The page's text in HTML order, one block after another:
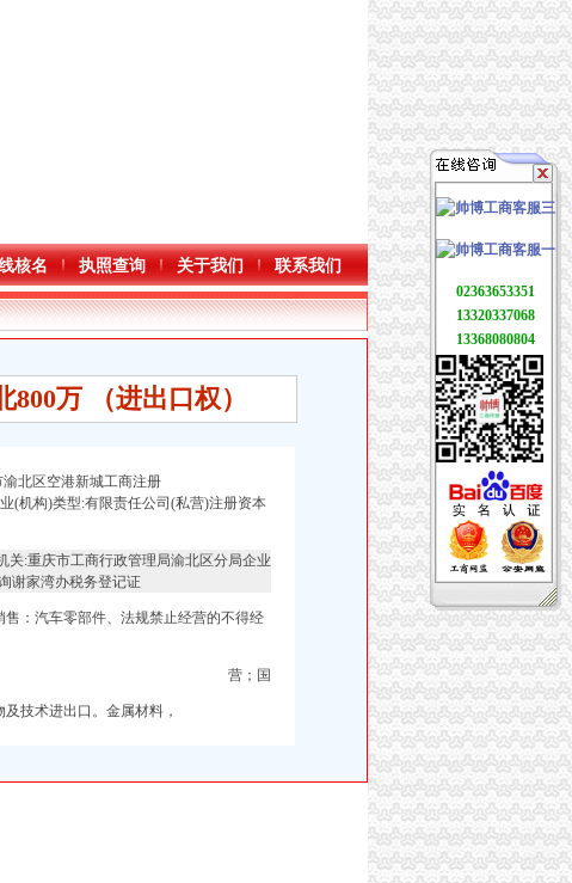
核名 执照查询 关于我们 联系我们
万 （进出口权）
北区空港新城工商注册
(机构)类型:有限责任公司(私营)注册资本
:重庆市工商行政管理局渝北区分局企业
谢家湾办税务登记证
：汽车零部件、法规禁止经营的不得经
营；国
技术进出口。金属材料，
02363653351
13320337068
13368080804